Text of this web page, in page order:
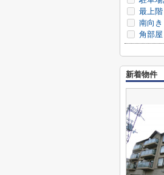
最上階
南向き
角部屋
新着物件